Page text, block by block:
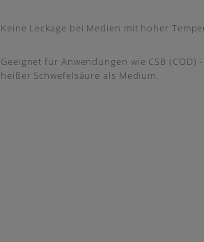
Keine Leckage bei Medien mit hoher
Geeignet für Anwendungen wie CSB (COD)
heißer Schwefelsäure als Medium.